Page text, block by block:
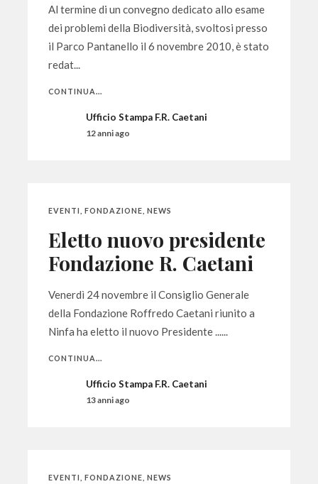
Al termine di un convegno dedicato allo esame
dei problemi della Biodiversità, svoltosi presso
il Parco Pantanello il 6 novembre 2010, è stato
redat...
CONTINUA...
Ufficio Stampa F.R. Caetani
12 anni ago
EVENTI FONDAZIONE NEWS
Eletto nuovo presidente
Fondazione R. Caetani
Venerdì 24 novembre il Consiglio Generale
della Fondazione Roffredo Caetani riunito a
Ninfa ha eletto il nuovo Presidente ......
CONTINUA...
Ufficio Stampa F.R. Caetani
13 anni ago
EVENTI FONDAZIONE NEWS